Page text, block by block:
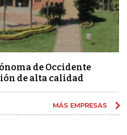
de Occidente
de alta calidad
MÁS EMPRESAS